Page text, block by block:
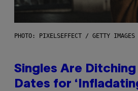
PHOTO: PIXELSEFFECT / GETTY IMAGES
Singles Are Ditching
Dates for